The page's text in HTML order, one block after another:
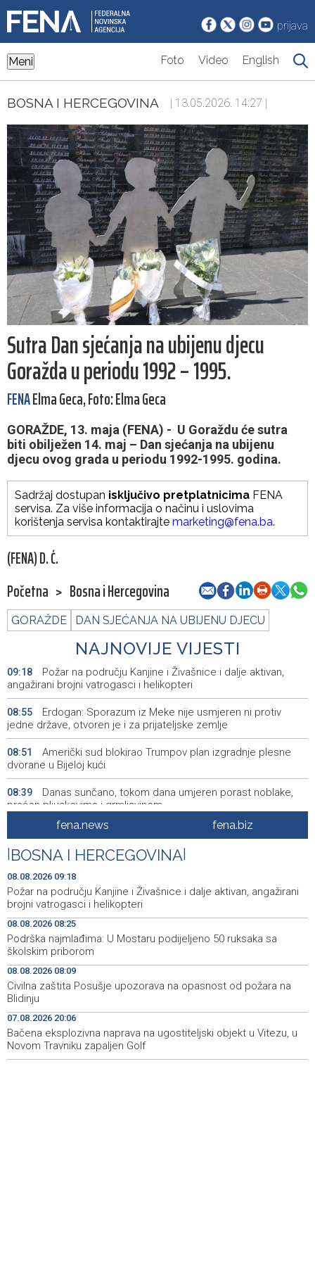
prijava
Meni Foto Video English
BOSNA I HERCEGOVINA | 13.05.2026. 14:27 |
Sutra Dan sjećanja na ubijenu djecu
Goražda u periodu 1992 – 1995.
FENAElma Geca, Foto: Elma Geca
GORAŽDE, 13. maja (FENA) - U Goraždu će sutra
biti obilježen 14. maj – Dan sjećanja na ubijenu
djecu ovog grada u periodu 1992-1995. godina.
Sadržaj dostupan isključivo pretplatnicima FENA
servisa. Za više informacija o načinu i uslovima
korištenja servisa kontaktirajte marketing@fena.ba.
(FENA) D. Ć.
Početna > Bosna i Hercegovina
GORAŽDE DAN SJEĆANJA NA UBIJENU DJECU
NAJNOVIJE VIJESTI
09:18
Požar na području Kanjine i Živašnice i dalje aktivan,
angažirani brojni vatrogasci i helikopteri
08:55
Erdogan: Sporazum iz Meke nije usmjeren ni protiv
jedne države, otvoren je i za prijateljske zemlje
08:51
Američki sud blokirao Trumpov plan izgradnje plesne
dvorane u Bijeloj kući
08:39
Danas sunčano, tokom dana umjeren porast noblake,
praćen pljuskovima i grmljavinom
Duge kolone vozila na graničnim prelazim na izlazu iz
BiH
08:29
Deset zeničkih rudara četvrtu noć ostali u jami
Raspotočje
08:25
Podrška najmlađima: U Mostaru podijeljeno 50 ruksaka
sa školskim priborom
08:25 Najave događaja za 8. 8. 2026. godine (subota)
08:20
Etnofest Didak čuva hercegovačku tradiciju kroz
pjesmu, običaje i gastronomiju
08:09
Civilna zaštita Posušje upozorava na opasnost od
požara na Blidinju
fena.news fena.biz
BOSNA I HERCEGOVINA
08.08.2026 09:18
Požar na području Kanjine i Živašnice i dalje aktivan, angažirani
brojni vatrogasci i helikopteri
08.08.2026 08:25
Podrška najmlađima: U Mostaru podijeljeno 50 ruksaka sa
školskim priborom
08.08.2026 08:09
Civilna zaštita Posušje upozorava na opasnost od požara na
Blidinju
07.08.2026 20:06
Bačena eksplozivna naprava na ugostiteljski objekt u Vitezu, u
Novom Travniku zapaljen Golf